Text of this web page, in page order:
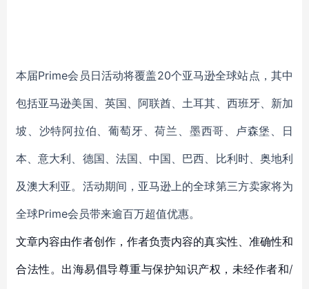
本届Prime会员日活动将覆盖20个亚马逊全球站点，其中
包括亚马逊美国、英国、阿联酋、土耳其、西班牙、新加
坡、沙特阿拉伯、葡萄牙、荷兰、墨西哥、卢森堡、日
本、意大利、德国、法国、中国、巴西、比利时、奥地利
及澳大利亚。活动期间，亚马逊上的全球第三方卖家将为
全球Prime会员带来逾百万超值优惠。
文章内容由作者创作，作者负责内容的真实性、准确性和
合法性。出海易倡导尊重与保护知识产权，未经作者和/